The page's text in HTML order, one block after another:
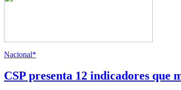
Nacional*
CSP presenta 12 indicadores que